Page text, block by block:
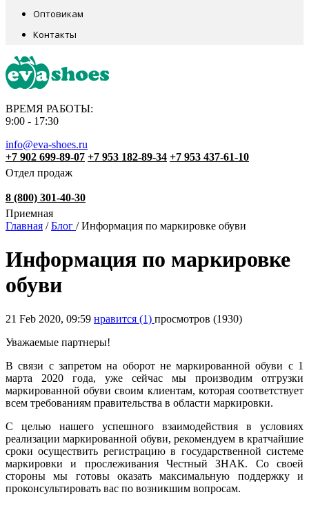
Оптовикам
Контакты
ВРЕМЯ РАБОТЫ:
9:00 - 17:30
info@eva-shoes.ru
+7 902 699-89-07 +7 953 182-89-34 +7 953 437-61-10
Отдел продаж
8 (800) 301-40-30
Приемная
Главная / Блог /Информация по маркировке обуви
Информация по маркировке
обуви
21 Feb 2020, 09:59 нравится (1) просмотров (1930)
Уважаемые партнеры!
В связи с запретом на оборот не маркированной обуви с 1
марта 2020 года, уже сейчас мы производим отгрузки
маркированной обуви своим клиентам, которая соответствует
всем требованиям правительства в области маркировки.
С целью нашего успешного взаимодействия в условиях
реализации маркированной обуви, рекомендуем в кратчайшие
сроки осуществить регистрацию в государственной системе
маркировки и прослеживания Честный ЗНАК. Со своей
стороны мы готовы оказать максимальную поддержку и
проконсультировать вас по возникшим вопросам.